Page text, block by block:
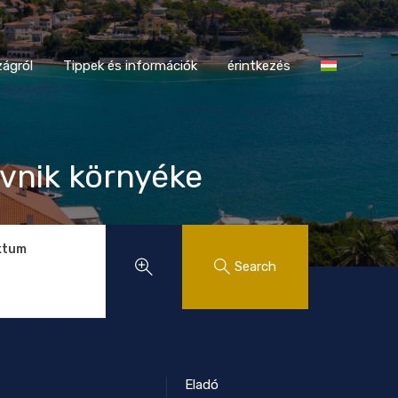
Tippek és információk érintkezés
Tippek és információk érintkezés
környéke
Search
Eladó